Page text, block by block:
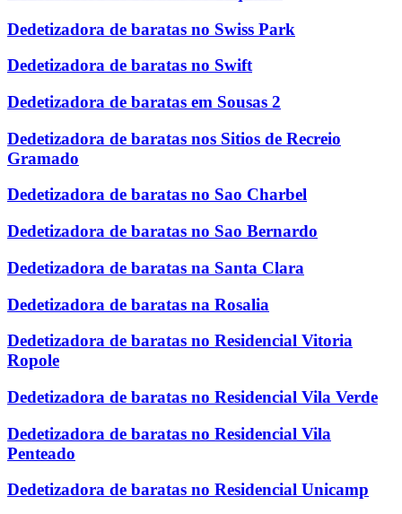
Dedetizadora de baratas no Swiss Park
Dedetizadora de baratas no Swift
Dedetizadora de baratas em Sousas 2
Dedetizadora de baratas nos Sitios de Recreio
Gramado
Dedetizadora de baratas no Sao Charbel
Dedetizadora de baratas no Sao Bernardo
Dedetizadora de baratas na Santa Clara
Dedetizadora de baratas na Rosalia
Dedetizadora de baratas no Residencial Vitoria
Ropole
Dedetizadora de baratas no Residencial Vila Verde
Dedetizadora de baratas no Residencial Vila
Penteado
Dedetizadora de baratas no Residencial Unicamp